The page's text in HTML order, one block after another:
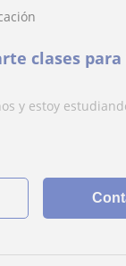
clases
y estoy